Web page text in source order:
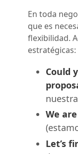
En toda
que es
flexibilidad.
estratégicas:
Could
We
Let’s